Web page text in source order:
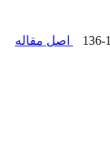
136-
اصل مقاله